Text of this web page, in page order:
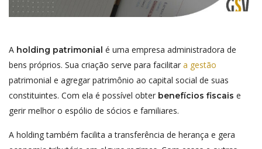
A holding patrimonial é uma empresa administradora de
bens próprios. Sua criação serve para facilitar a gestão
patrimonial e agregar patrimônio ao capital social de suas
constituintes. Com ela é possível obter benefícios fiscais e
gerir melhor o espólio de sócios e familiares.
A holding também facilita a transferência de herança e gera